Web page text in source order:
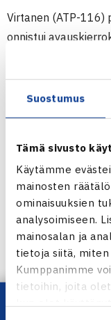
Suostumus
Tämä sivusto
Käytämme
mainosten
ominaisuuksien
analysoimiseen.
mainosalan ja
tietoja siitä,
Kumppanimme
tietoihin, joita
Virtanen (ATP-116)
onnistui
6(4).
kisan kolmanneksi
26).
”Matsi oli
uudessa kisassa
pääsarjapaikka
lähtö kisapaikalle
tekemiseeni, toki
parannettavaa,
Virtanen.